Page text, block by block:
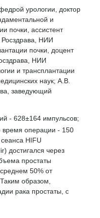
урологии, доктор
и
почки, ассистент
НИИ
почки, доцент
НИИ
и трансплантации
наук; А.В.
заведующий
- 628±164 импульсов;
время операции - 150
HIFU
достигался через
простаты
50% от
образом,
рака простаты, с